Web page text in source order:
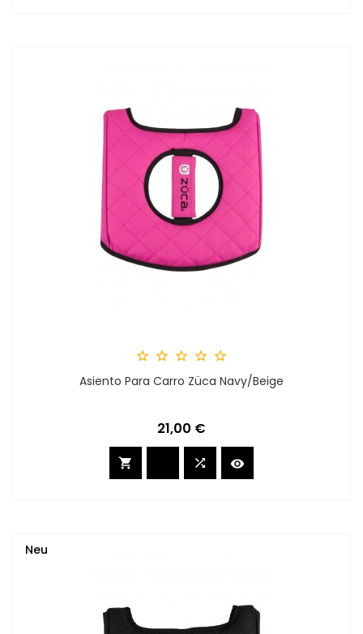
    
Asiento Para Carro Züca Navy/Beige
Preis
21,00 €
  
Neu